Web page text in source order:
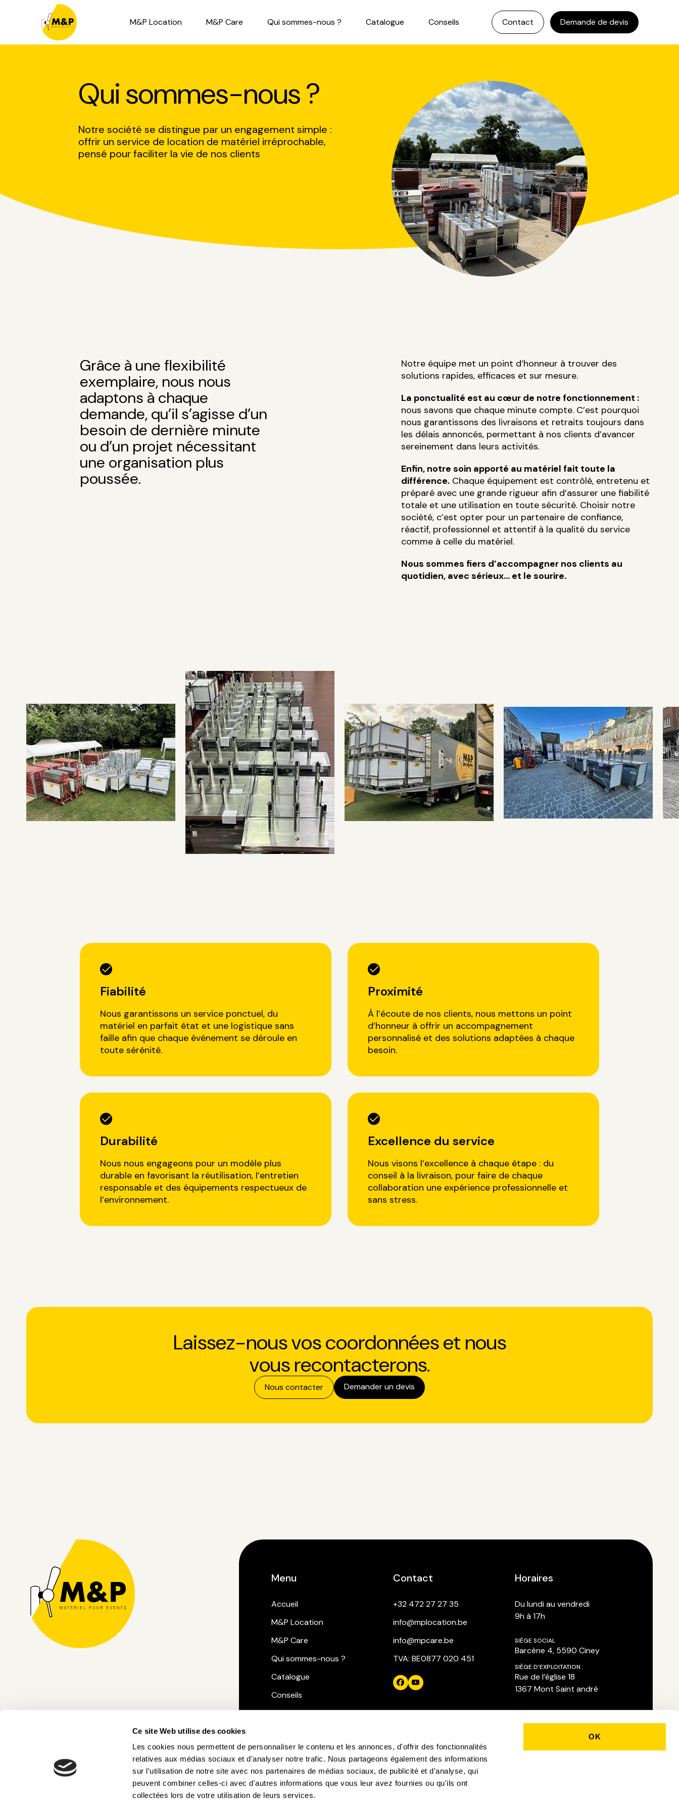
Ce site Web utilise des cookies
Les cookies nous permettent de personnaliser le contenu et les annonces, d'offrir des fonctionnalités
relatives aux médias sociaux et d'analyser notre trafic. Nous partageons également des informations
sur l'utilisation de notre site avec nos partenaires de médias sociaux, de publicité et d'analyse, qui
peuvent combiner celles-ci avec d'autres informations que vous leur avez fournies ou qu'ils ont
collectées lors de votre utilisation de leurs services.
OK
M&P Location M&P Care Qui sommes-nous ? Catalogue Conseils Contact Demande de devis
Qui sommes-nous ?
Notre société se distingue par un engagement simple :
offrir un service de location de matériel irréprochable,
pensé pour faciliter la vie de nos clients
Grâce à une flexibilité
exemplaire, nous nous
adaptons à chaque
demande, qu’il s’agisse d’un
besoin de dernière minute
ou d’un projet nécessitant
une organisation plus
poussée.
Notre équipe met un point d’honneur à trouver des
solutions rapides, efficaces et sur mesure.
La ponctualité est au cœur de notre fonctionnement :
nous savons que chaque minute compte. C’est pourquoi
nous garantissons des livraisons et retraits toujours dans
les délais annoncés, permettant à nos clients d’avancer
sereinement dans leurs activités.
Enfin, notre soin apporté au matériel fait toute la
différence. Chaque équipement est contrôlé, entretenu et
préparé avec une grande rigueur afin d’assurer une fiabilité
totale et une utilisation en toute sécurité. Choisir notre
société, c’est opter pour un partenaire de confiance,
réactif, professionnel et attentif à la qualité du service
comme à celle du matériel.
Nous sommes fiers d’accompagner nos clients au
quotidien, avec sérieux… et le sourire.
Fiabilité
Nous garantissons un service ponctuel, du
matériel en parfait état et une logistique sans
faille afin que chaque événement se déroule en
toute sérénité.
Proximité
À l’écoute de nos clients, nous mettons un point
d’honneur à offrir un accompagnement
personnalisé et des solutions adaptées à chaque
besoin.
Durabilité
Nous nous engageons pour un modèle plus
durable en favorisant la réutilisation, l’entretien
responsable et des équipements respectueux de
l’environnement.
Excellence du service
Nous visons l’excellence à chaque étape : du
conseil à la livraison, pour faire de chaque
collaboration une expérience professionnelle et
sans stress.
Laissez-nous vos coordonnées et nous
vous recontacterons.
Nous contacter Demander un devis
Menu
Accueil
M&P Location
M&P Care
Qui sommes-nous ?
Catalogue
Conseils
Contact
Contact
+32 472 27 27 35
info@mplocation.be
info@mpcare.be
TVA: BE0877 020 451
Horaires
Du lundi au vendredi
9h à 17h
SIÈGE SOCIAL
Barcène 4, 5590 Ciney
SIÈGE D’EXPLOITATION :
Rue de l’église 18
1367 Mont Saint andré